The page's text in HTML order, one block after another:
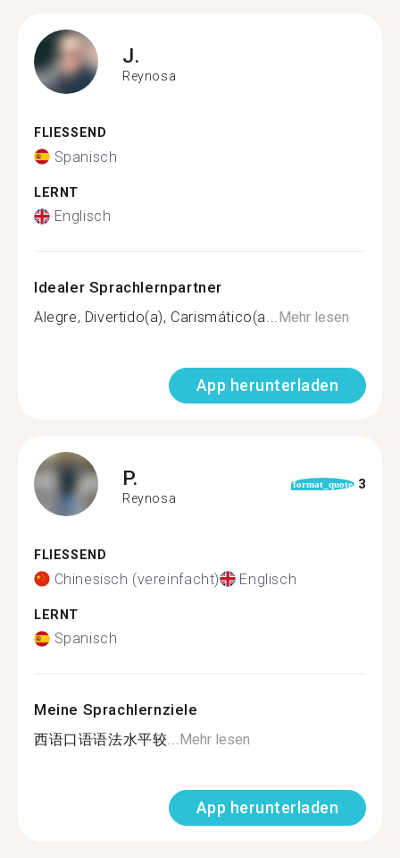
J.
Reynosa
FLIESSEND
Spanisch
LERNT
Englisch
Idealer Sprachlernpartner
Alegre, Divertido(a), Carismático(a...Mehr lesen
App herunterladen
P.
Reynosa
format_quote 3
FLIESSEND
Chinesisch (vereinfacht) Englisch
LERNT
Spanisch
Meine Sprachlernziele
西语口语语法水平较...Mehr lesen
App herunterladen